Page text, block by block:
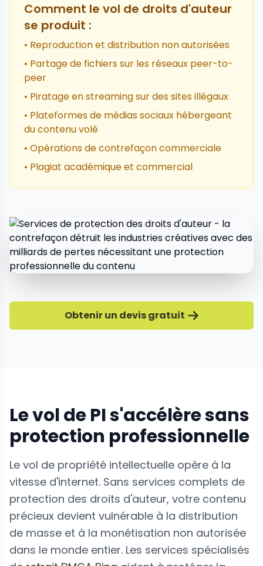
Comment le vol de droits d'auteur
se produit :
• Reproduction et distribution non autorisées
• Partage de fichiers sur les réseaux peer-to-
peer
• Piratage en streaming sur des sites illégaux
• Plateformes de médias sociaux hébergeant
du contenu volé
• Opérations de contrefaçon commerciale
• Plagiat académique et commercial
Obtenir un devis gratuit
Le vol de PI s'accélère sans
protection professionnelle
Le vol de propriété intellectuelle opère à la
vitesse d'internet. Sans services complets de
protection des droits d'auteur, votre contenu
précieux devient vulnérable à la distribution
de masse et à la monétisation non autorisée
dans le monde entier. Les services spécialisés